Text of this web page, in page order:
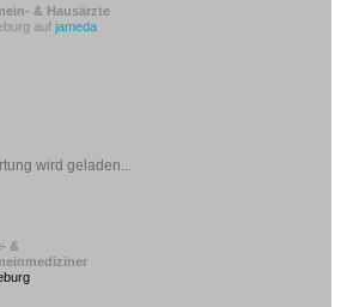
& Hausärzte
auf jameda
wird geladen...
&